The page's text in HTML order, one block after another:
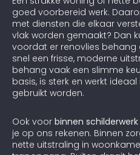
goed voorbereid werk.
met diensten die elkaar
vlak worden gemaakt? Dan
voordat er renovlies behang
snel een frisse, moderne
behang vaak een slimme
basis, is sterk en werkt
gebruikt worden.
Ook voor binnen schilderwerk
je op ons rekenen. Binnen
nette uitstraling in